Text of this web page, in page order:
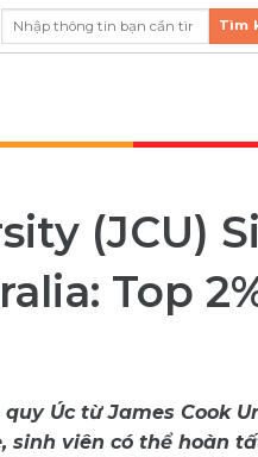
Tìm
(JCU)
Top
Úc từ James Cook
sinh viên có thể hoàn